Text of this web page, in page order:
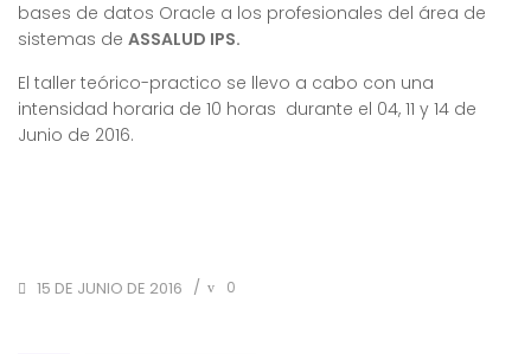
bases de datos Oracle a los profesionales del área de
sistemas de ASSALUD IPS.
El taller teórico-practico se llevo a cabo con una
intensidad horaria de 10 horas durante el 04, 11 y 14 de
Junio de 2016.
POSTED
15 DE JUNIO DE 2016 / 0